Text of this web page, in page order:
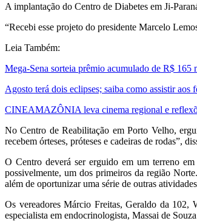
A implantação do Centro de Diabetes em Ji-
“Recebi esse projeto do presidente Marcelo
Leia Também:
Mega-Sena sorteia prêmio acumulado de R$ 165
Agosto terá dois eclipses; saiba como assistir aos
CINEAMAZÔNIA leva cinema regional e
No Centro de Reabilitação em Porto Velho,
recebem órteses, próteses e cadeiras de rodas”,
O Centro deverá ser erguido em um terreno
possivelmente, um dos primeiros da região
além de oportunizar uma série de outras
Os vereadores Márcio Freitas, Geraldo da
especialista em endocrinologista, Massai de